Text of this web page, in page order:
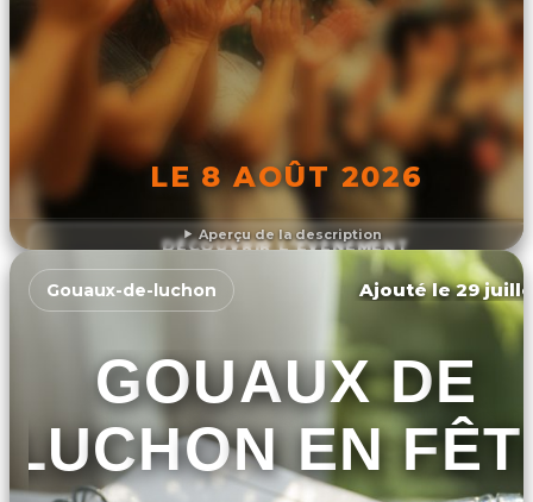
Aperçu de la description
LE 8 AOÛT 2026
DÉCOUVRIR L'ÉVÉNEMENT
Gouaux-de-luchon Ajouté le 29
GOUAUX DE
LUCHON EN